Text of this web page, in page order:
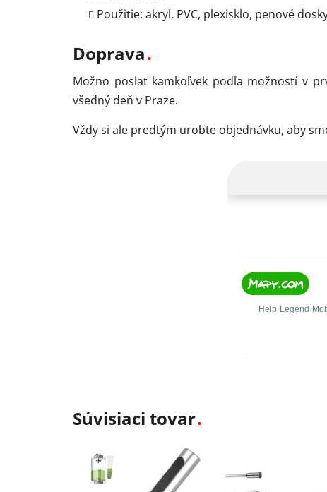
Použitie: akryl, PVC, plexisklo, penové
Doprava
Možno poslať kamkoľvek podľa možností v
všedný deň v Praze.
Vždy si ale predtým urobte objednávku, aby
Súvisiaci tovar